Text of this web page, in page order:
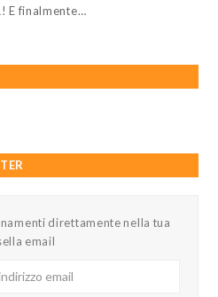
E finalmente…
direttamente nella tua
email